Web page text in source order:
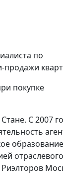
по
продажи
покупке
С 2007
отраслевого
Риэлторов